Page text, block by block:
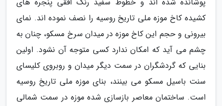
کشیده کاخ موزه ملی تاریخ روسیه را نصف نموده اند. نمای
بیرونی و حجم این کاخ موزه در میدان سرخ مسکو، چنان به
چشم می آید که امکان ندارد کسی متوجه آن نشود. اولین
بنایی که گردشگران در سمت دیگر میدان و روبروی کلیسای
سنت باسیل مسکو می بینند، بنای موزه ملی تاریخ روسیه
است. ساختمان معاصر بازسازی شده موزه در سمت شمالی